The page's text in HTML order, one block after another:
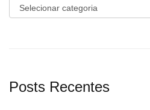
Categorias
Posts Recentes